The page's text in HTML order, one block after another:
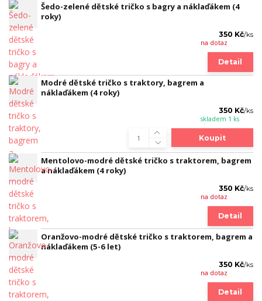
Šedo-zelené dětské tričko s bagry a náklaďákem (4
roky)
350 Kč/ks
na dotaz
Detail
Modré dětské tričko s traktory, bagrem a
náklaďákem (4 roky)
350 Kč/ks
skladem 1 ks
Koupit
Mentolovo-modré dětské tričko s traktorem, bagrem
a náklaďákem (4 roky)
350 Kč/ks
na dotaz
Detail
Oranžovo-modré dětské tričko s traktorem, bagrem a
náklaďákem (5-6 let)
350 Kč/ks
na dotaz
Detail